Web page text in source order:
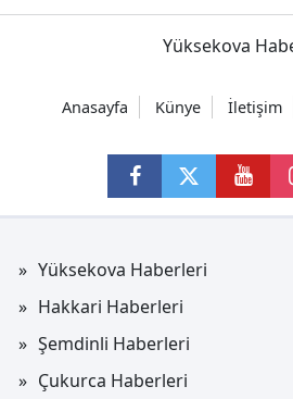
Yüksekova
Anasayfa Künye İletişim
Yüksekova Haberleri
Hakkari Haberleri
Şemdinli Haberleri
Çukurca Haberleri